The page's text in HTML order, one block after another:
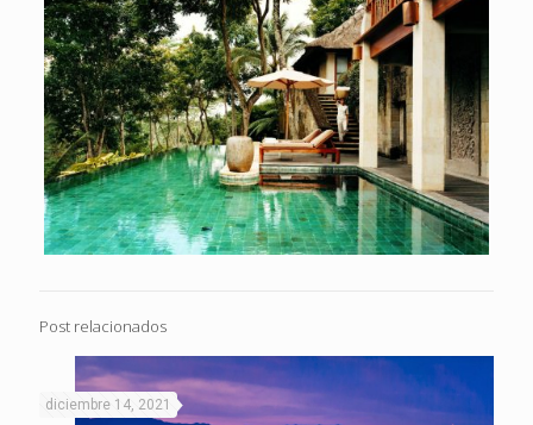
Post relacionados
diciembre 14, 2021